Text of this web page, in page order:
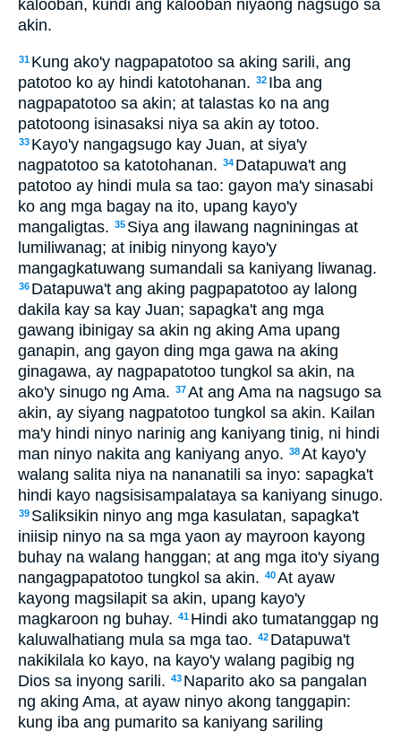
kalooban, kundi ang kalooban niyaong nagsugo sa
akin.
31 Kung ako'y nagpapatotoo sa aking sarili, ang
patotoo ko ay hindi katotohanan. 32 Iba ang
nagpapatotoo sa akin; at talastas ko na ang
patotoong isinasaksi niya sa akin ay totoo.
33 Kayo'y nangagsugo kay Juan, at siya'y
nagpatotoo sa katotohanan. 34 Datapuwa't ang
patotoo ay hindi mula sa tao: gayon ma'y sinasabi
ko ang mga bagay na ito, upang kayo'y
mangaligtas. 35 Siya ang ilawang nagniningas at
lumiliwanag; at inibig ninyong kayo'y
mangagkatuwang sumandali sa kaniyang liwanag.
36 Datapuwa't ang aking pagpapatotoo ay lalong
dakila kay sa kay Juan; sapagka't ang mga
gawang ibinigay sa akin ng aking Ama upang
ganapin, ang gayon ding mga gawa na aking
ginagawa, ay nagpapatotoo tungkol sa akin, na
ako'y sinugo ng Ama. 37At ang Ama na nagsugo sa
akin, ay siyang nagpatotoo tungkol sa akin. Kailan
ma'y hindi ninyo narinig ang kaniyang tinig, ni hindi
man ninyo nakita ang kaniyang anyo. 38At kayo'y
walang salita niya na nananatili sa inyo: sapagka't
hindi kayo nagsisisampalataya sa kaniyang sinugo.
39 Saliksikin ninyo ang mga kasulatan, sapagka't
iniisip ninyo na sa mga yaon ay mayroon kayong
buhay na walang hanggan; at ang mga ito'y siyang
nangagpapatotoo tungkol sa akin. 40At ayaw
kayong magsilapit sa akin, upang kayo'y
magkaroon ng buhay. 41 Hindi ako tumatanggap ng
kaluwalhatiang mula sa mga tao. 42 Datapuwa't
nakikilala ko kayo, na kayo'y walang pagibig ng
Dios sa inyong sarili. 43 Naparito ako sa pangalan
ng aking Ama, at ayaw ninyo akong tanggapin:
kung iba ang pumarito sa kaniyang sariling